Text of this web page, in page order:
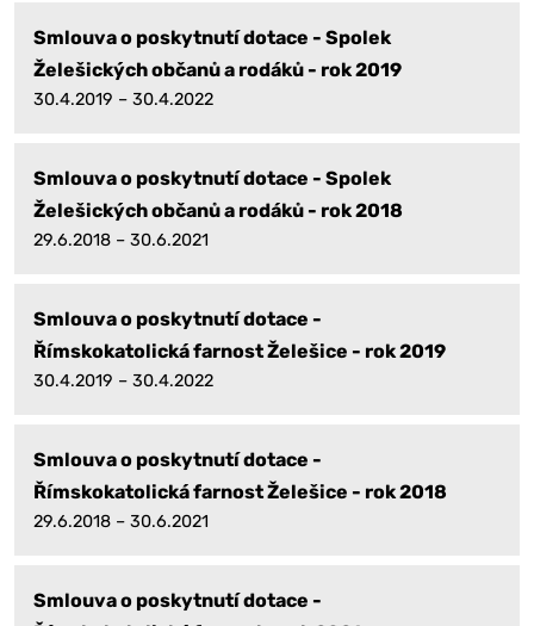
Smlouva o poskytnutí dotace - Spolek
Želešických občanů a rodáků - rok 2019
30.4.2019 – 30.4.2022
Smlouva o poskytnutí dotace - Spolek
Želešických občanů a rodáků - rok 2018
29.6.2018 – 30.6.2021
Smlouva o poskytnutí dotace -
Římskokatolická farnost Želešice - rok 2019
30.4.2019 – 30.4.2022
Smlouva o poskytnutí dotace -
Římskokatolická farnost Želešice - rok 2018
29.6.2018 – 30.6.2021
Smlouva o poskytnutí dotace -